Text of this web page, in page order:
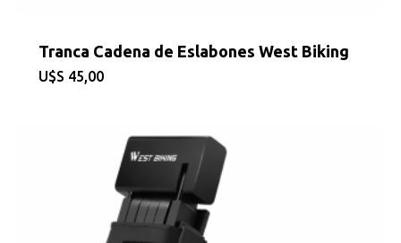
Tranca Cadena de Eslabones West Biking
$ 45,00